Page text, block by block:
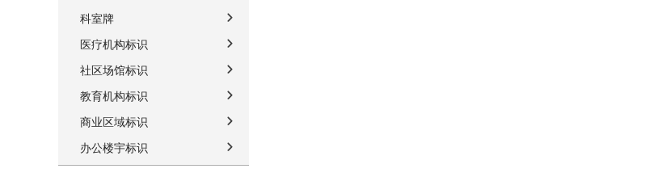
科室牌
医疗机构标识
社区场馆标识
教育机构标识
商业区域标识
办公楼宇标识